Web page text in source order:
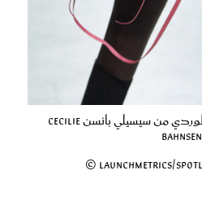
حقيبة يد ساتان باللون الوردي من سيسيلي بانسن Cecilie
Bahnsen